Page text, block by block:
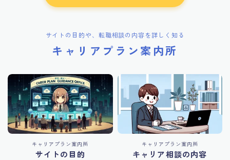
サイトの目的や、転職相談の内容を詳しく知る
キャリアプラン案内所
キャリアプラン案内所
サイトの目的
キャリアプラン案内所
キャリア相談の内容